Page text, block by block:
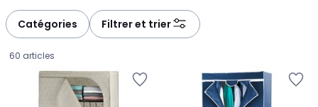
Catégories Filtrer et trier
60 articles